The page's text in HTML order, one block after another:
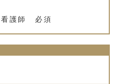
護師 必須